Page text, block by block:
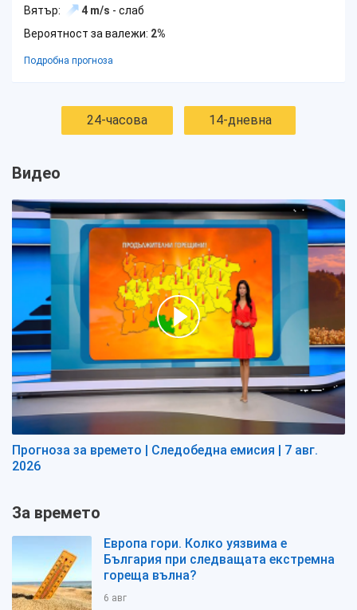
Вятър: 4 m/s - слаб
Вероятност за валежи: 2%
Подробна прогноза
24-часова 14-дневна
Видео
Прогноза за времето | Следобедна емисия | 7 авг.
2026
За времето
Европа гори. Колко уязвима е
България при следващата екстремна
гореща вълна?
6 авг